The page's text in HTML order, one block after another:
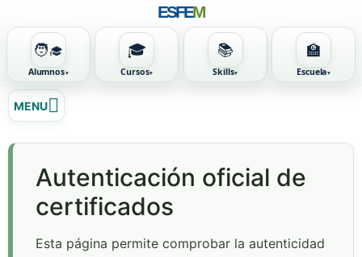
ESFEM
🧑‍🎓
Alumnos
🎓
Cursos
📚
Skills
🏫
Escuela
al
MENU
Autenticación oficial de
certificados
Esta página permite comprobar la autenticidad